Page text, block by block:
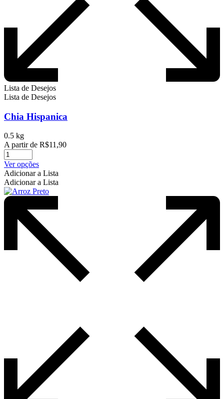
Lista de Desejos
Lista de Desejos
Chia Hispanica
0.5 kg
A partir de R$11,90
Ver opçõesEste
produto
tem
várias
As
podem
escolhidas
página
Adicionar a Lista
Adicionar a Lista